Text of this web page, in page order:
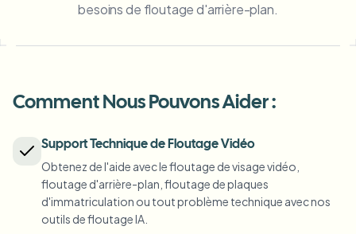
Flouter le visage
Flouter n'importe quoi
Flou d'enregistrement d'écran
View all features
Flouter la plaque
Flouter l'arrière-plan
Flouter n'importe quoi
Entreprise
Caméras de campus, cours et confidentialité de district
Visionnages, sorties et conformité
Commerce de détail et e-commerce
Images de magasins et d'entrepôts
Blog
Whitepapers
Outils
Choose language
besoins de floutage d'arrière-plan.
Comment Nous Pouvons Aider :
Support Technique de Floutage Vidéo
Obtenez de l'aide avec le floutage de visage vidéo,
floutage d'arrière-plan, floutage de plaques
d'immatriculation ou tout problème technique avec nos
outils de floutage IA.